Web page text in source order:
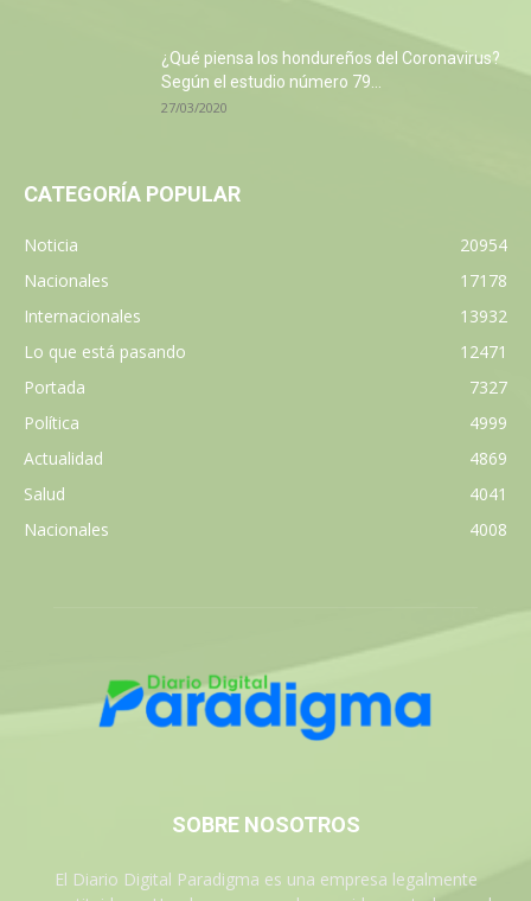
¿Qué piensa los hondureños del Coronavirus?
Según el estudio número 79...
27/03/2020
CATEGORÍA POPULAR
Noticia
20954
Nacionales
17178
Internacionales
13932
Lo que está pasando
12471
Portada
7327
Política
4999
Actualidad
4869
Salud
4041
Nacionales
4008
SOBRE NOSOTROS
El Diario Digital Paradigma es una empresa legalmente